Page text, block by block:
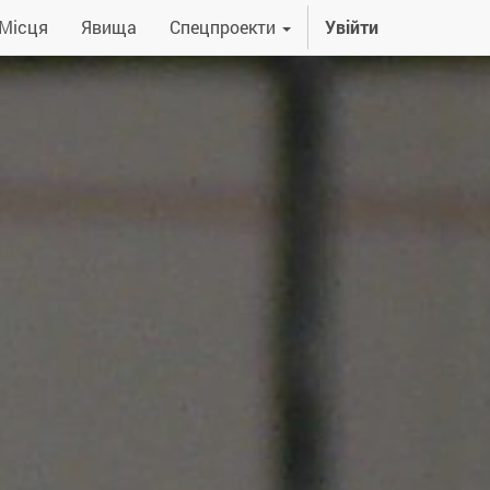
Явища Спецпроекти Увійти